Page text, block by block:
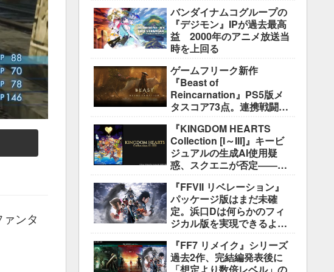
ンタ
説明
バンダイナムコグループの
『デジモン』IPが過去最高
益 2000年のアニメ放送当
時を上回る
ゲームフリーク新作
『Beast of
Reincarnation』PS5版メ
タスコア73点。連携戦闘は
き”には不満
『KINGDOM HEARTS
Collection [I～III]』キービ
ジュアルの生成AI使用疑
惑、スクエニが否定――不
ス」
『FFVII リベレーション』
パッケージ版はまだ未確
定。浜口Dは何らかのフィ
ジカル版を実現できるよう
『FF7 リメイク』シリーズ
過去2作、完結編発表後に
「想定より数倍レベル」の